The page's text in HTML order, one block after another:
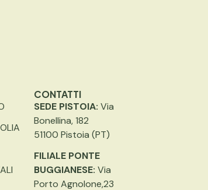
CONTATTI
SEDE PISTOIA:Via
Bonellina, 182
51100 Pistoia (PT)
FILIALE PONTE
BUGGIANESE: Via
Porto Agnolone,23